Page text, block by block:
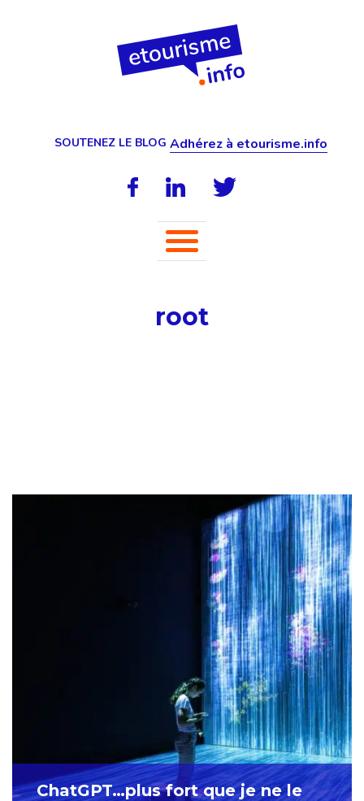
SOUTENEZ LE BLOG Adhérez à etourisme.info
root
ChatGPT…plus fort que je ne le